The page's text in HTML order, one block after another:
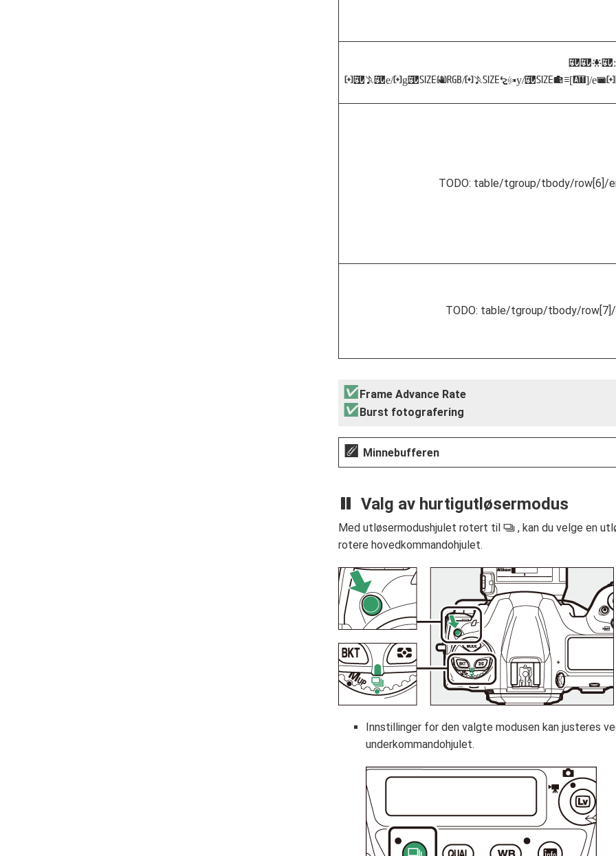
TODO:
table/tgroup/tbody/row[5]/
TODO: table/tgroup/tbody/row[6]/
TODO: table/tgroup/tbody/
Frame Advance Rate
Burst fotografering
Minnebufferen
Valg av hurtigutløsermodus
Med utløsermodushjulet rotert til S , kan du velge en
rotere hovedkommandohjulet.
Innstillinger for den valgte modusen kan justeres
underkommandohjulet.